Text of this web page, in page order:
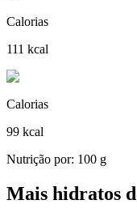
Calorias
111 kcal
Calorias
99 kcal
Nutrição por: 100 g
Mais hidratos